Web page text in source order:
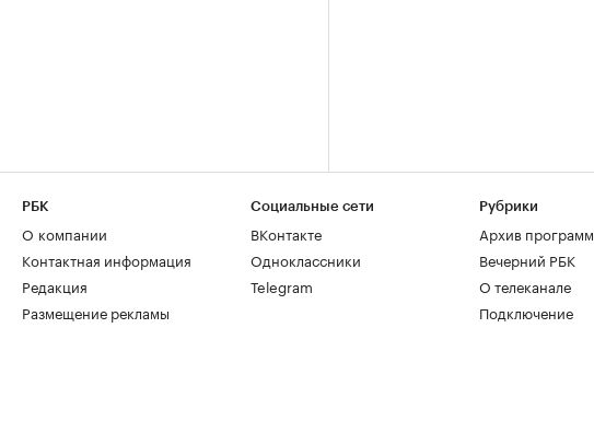
РБК
О компании
Контактная информация
Редакция
Размещение рекламы
Социальные сети
ВКонтакте
Одноклассники
Telegram
Рубрики
Архив программ
Вечерний РБК
О телеканале
Подключение